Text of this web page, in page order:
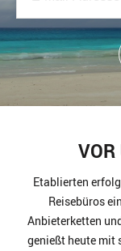
Etablierten
Reisebüros
Anbieterketten
genießt heute mit